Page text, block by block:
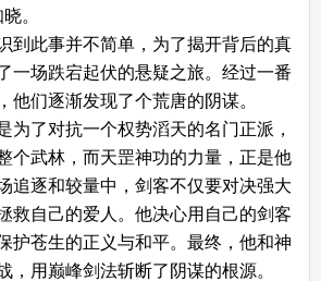
。
此事并不简单，为了揭开背后的真
一场跌宕起伏的悬疑之旅。经过一番
他们逐渐发现了个荒唐的阴谋。
了对抗一个权势滔天的名门正派，
个武林，而天罡神功的力量，正是他
追逐和较量中，剑客不仅要对决强大
救自己的爱人。他决心用自己的剑客
护苍生的正义与和平。最终，他和神
，用巅峰剑法斩断了阴谋的根源。